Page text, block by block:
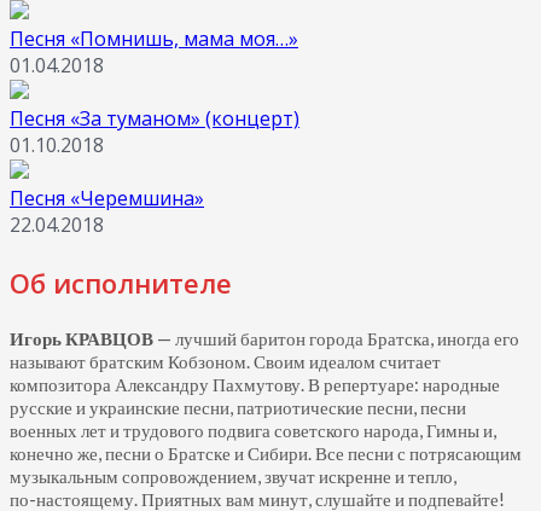
Песня «Помнишь, мама моя…»
01.04.2018
Песня «За туманом» (концерт)
01.10.2018
Песня «Черемшина»
22.04.2018
Об исполнителе
Игорь КРАВЦОВ — лучший баритон города Братска, иногда его
называют братским Кобзоном. Своим идеалом считает
композитора Александру Пахмутову. В репертуаре: народные
русские и украинские песни, патриотические песни, песни
военных лет и трудового подвига советского народа, Гимны и,
конечно же, песни о Братске и Сибири. Все песни с потрясающим
музыкальным сопровождением, звучат искренне и тепло,
по-настоящему.Приятных вам минут, слушайте и подпевайте!